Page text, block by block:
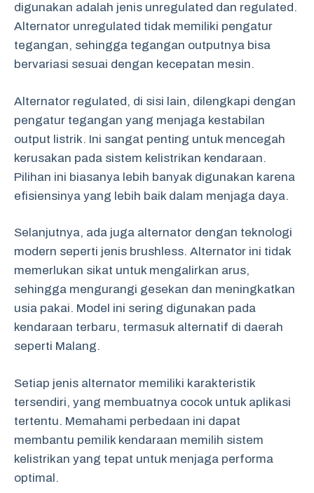
digunakan adalah jenis unregulated dan regulated.
Alternator unregulated tidak memiliki pengatur
tegangan, sehingga tegangan outputnya bisa
bervariasi sesuai dengan kecepatan mesin.
Alternator regulated, di sisi lain, dilengkapi dengan
pengatur tegangan yang menjaga kestabilan
output listrik. Ini sangat penting untuk mencegah
kerusakan pada sistem kelistrikan kendaraan.
Pilihan ini biasanya lebih banyak digunakan karena
efisiensinya yang lebih baik dalam menjaga daya.
Selanjutnya, ada juga alternator dengan teknologi
modern seperti jenis brushless. Alternator ini tidak
memerlukan sikat untuk mengalirkan arus,
sehingga mengurangi gesekan dan meningkatkan
usia pakai. Model ini sering digunakan pada
kendaraan terbaru, termasuk alternatif di daerah
seperti Malang.
Setiap jenis alternator memiliki karakteristik
tersendiri, yang membuatnya cocok untuk aplikasi
tertentu. Memahami perbedaan ini dapat
membantu pemilik kendaraan memilih sistem
kelistrikan yang tepat untuk menjaga performa
optimal.